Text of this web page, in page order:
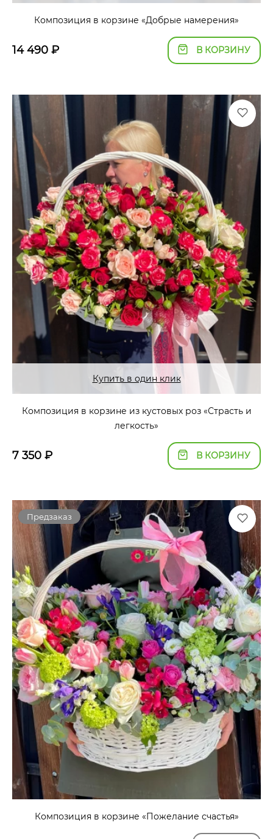
Композиция в корзине «Добрые намерения»
14 490 ₽ В КОРЗИНУ
Купить в один клик
Композиция в корзине из кустовых роз «Страсть и
легкость»
7 350 ₽ В КОРЗИНУ
Предзаказ
Композиция в корзине «Пожелание счастья»